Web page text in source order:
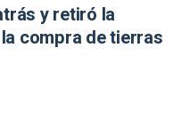
y retiró la
compra de tierras